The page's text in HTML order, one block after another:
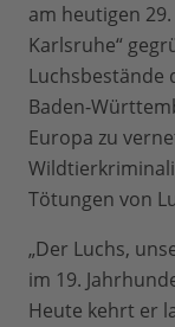
am heutigen
Karlsruhe“
Luchsbestände
Baden-
Europa zu
Tötungen von
„Der Luchs,
im 19.
Heute kehrt er